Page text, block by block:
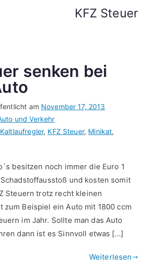
KFZ Steuer
senken bei
am November 17, 2013
und Verkehr
Kaltlaufregler, KFZ Steuer, Minikat,
besitzen noch immer die Euro 1
und kosten somit
Steuern trotz recht kleinen
zum Beispiel ein Auto mit 1800 ccm
im Jahr. Sollte man das Auto
dann ist es Sinnvoll etwas […]
Weiterlesen